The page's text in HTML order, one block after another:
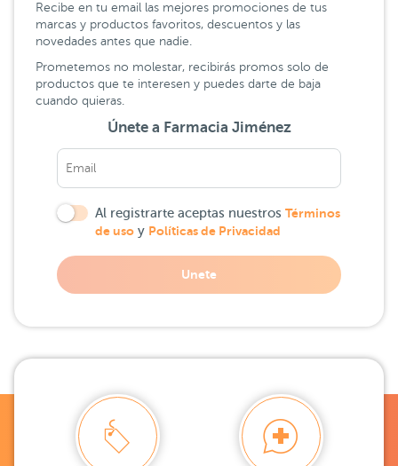
Recibe en tu email las mejores promociones de tus
marcas y productos favoritos, descuentos y las
novedades antes que nadie.
Prometemos no molestar, recibirás promos solo de
productos que te interesen y puedes darte de baja
cuando quieras.
Únete a Farmacia Jiménez
Al registrarte aceptas nuestros Términos
de uso y Políticas de Privacidad
Unete